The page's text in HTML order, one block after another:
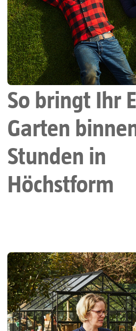
So bringt Ihr
Garten
Stunden in
Höchstform